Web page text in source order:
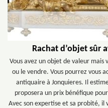
Rachat d’objet sûr
Vous avez un objet de valeur mais
ou le vendre. Vous pourrez vous
antiquaire à Jonquieres. Il
proposera un prix bénéfique
Avec son expertise et sa probité,